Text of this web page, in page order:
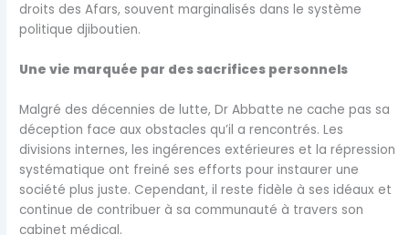
droits des Afars, souvent marginalisés dans le système
politique djiboutien.
Une vie marquée par des sacrifices personnels
Malgré des décennies de lutte, Dr Abbatte ne cache pas sa
déception face aux obstacles qu’il a rencontrés. Les
divisions internes, les ingérences extérieures et la répression
systématique ont freiné ses efforts pour instaurer une
société plus juste. Cependant, il reste fidèle à ses idéaux et
continue de contribuer à sa communauté à travers son
cabinet médical.